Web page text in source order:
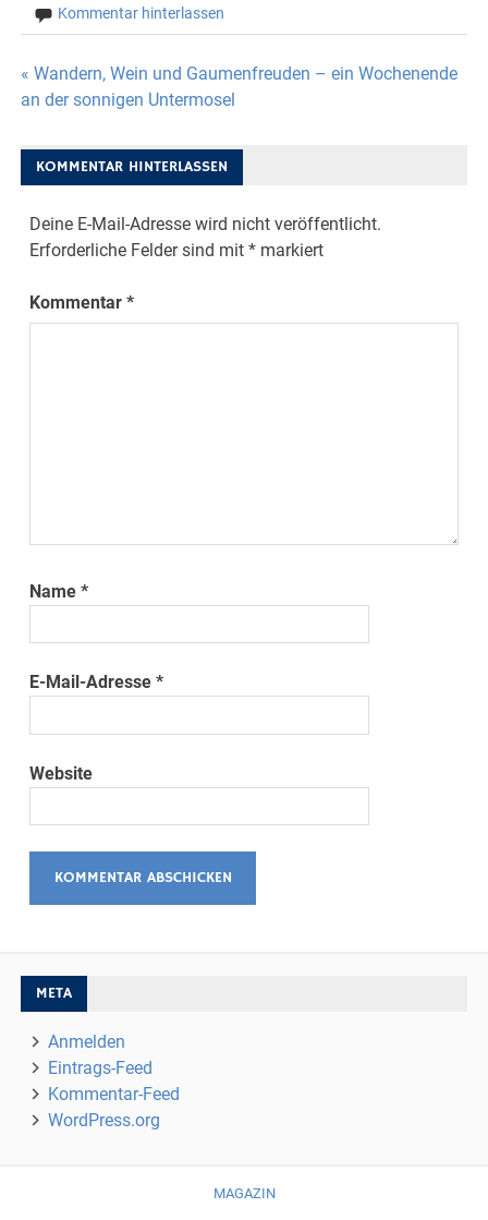
Kommentar hinterlassen
Beitragsnavigation
« Wandern, Wein und Gaumenfreuden – ein Wochenende
an der sonnigen Untermosel
KOMMENTAR HINTERLASSEN
Deine E-Mail-Adresse wird nicht veröffentlicht.
Erforderliche Felder sind mit* markiert
Kommentar*
Name*
E-Mail-Adresse*
Website
META
Anmelden
Eintrags-Feed
Kommentar-Feed
WordPress.org
MAGAZIN